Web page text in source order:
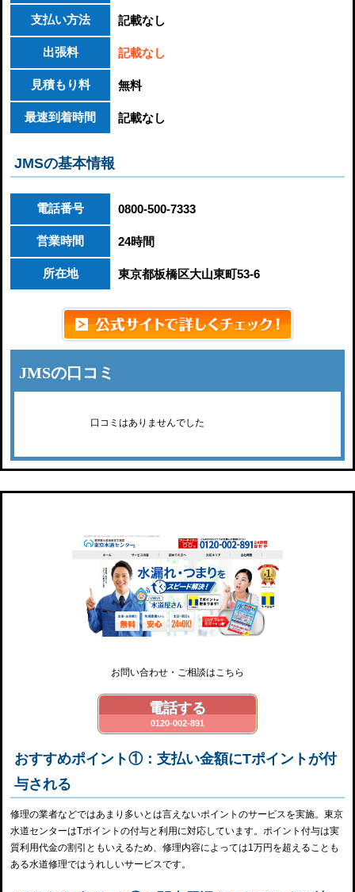
支払い方法 記載なし
出張料 記載なし
見積もり料 無料
最速到着時間 記載なし
JMSの基本情報
電話番号 0800-500-7333
営業時間 24時間
所在地 東京都板橋区大山東町53-6
JMSの口コミ
口コミはありませんでした
お問い合わせ・ご相談はこちら
電話する
0120-002-891
おすすめポイント①：支払い金額にTポイントが付
与される
修理の業者などではあまり多いとは言えないポイントのサービスを実施。東京
水道センターはTポイントの付与と利用に対応しています。ポイント付与は実
質利用代金の割引ともいえるため、修理内容によっては1万円を超えることも
ある水道修理ではうれしいサービスです。